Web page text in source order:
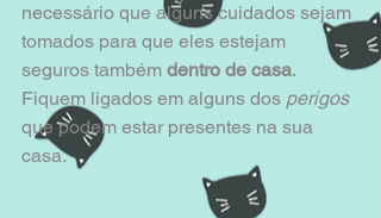
necessário que alguns cuidados sejam
tomados para que eles estejam
seguros também dentro de casa.
Fiquem ligados em alguns dos perigos
que podem estar presentes na sua
casa.